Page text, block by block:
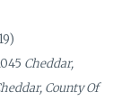
Cheddar,
County Of